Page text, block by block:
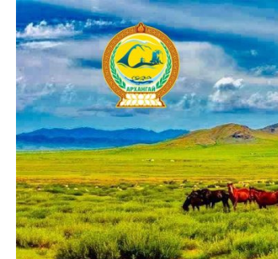
Skip to content